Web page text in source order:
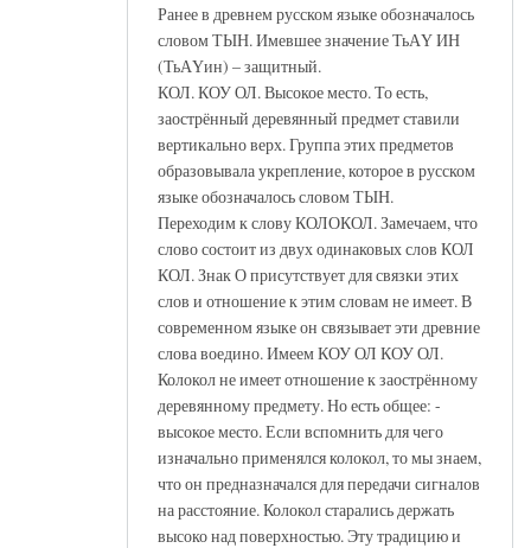
Ранее в древнем русском языке обозначалось
словом ТЫН. Имевшее значение ТьАҮ ИН
(ТьАҮин) – защитный.
КОЛ. КОУ ОЛ. Высокое место. То есть,
заострённый деревянный предмет ставили
вертикально верх. Группа этих предметов
образовывала укрепление, которое в русском
языке обозначалось словом ТЫН.
Переходим к слову КОЛОКОЛ. Замечаем, что
слово состоит из двух одинаковых слов КОЛ
КОЛ. Знак О присутствует для связки этих
слов и отношение к этим словам не имеет. В
современном языке он связывает эти древние
слова воедино. Имеем КОУ ОЛ КОУ ОЛ.
Колокол не имеет отношение к заострённому
деревянному предмету. Но есть общее: -
высокое место. Если вспомнить для чего
изначально применялся колокол, то мы знаем,
что он предназначался для передачи сигналов
на расстояние. Колокол старались держать
высоко над поверхностью. Эту традицию и